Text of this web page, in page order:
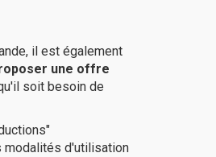
il est également
une offre
soit besoin de
modalités d'utilisation